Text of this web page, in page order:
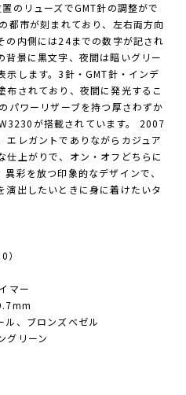
のリューズでGMT針の調整がで
都市が刻まれており、左右両方向
の内側には24までの数字が記され
背景に黒文字、夜間は暗いグリー
示します。3針・GMT針・インデ
布されており、夜間に発光するこ
パワーリザーブを持つ厚さわずか
が搭載されています。 2007
エレガントでありながらカジュア
仕上がりで、オン・オフどちらに
彩を放つ印象的なデザインで、
演出したいときに身に着けたいタ
マー
ル、ブロンズベゼル
グリーン